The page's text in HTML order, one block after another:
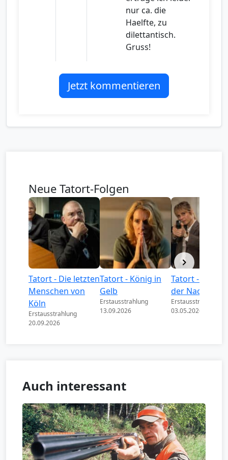
nur ca. die
Haelfte, zu
dilettantisch.
Gruss!
Jetzt kommentieren
Neue Tatort-Folgen
Tatort - Die letzten
Menschen von
Köln
Erstausstrahlung
20.09.2026
Tatort - König in
Gelb
Erstausstrahlung
13.09.2026
Tatort - Könige
der Nacht
Erstausstrahlung
03.05.2026
Auch interessant